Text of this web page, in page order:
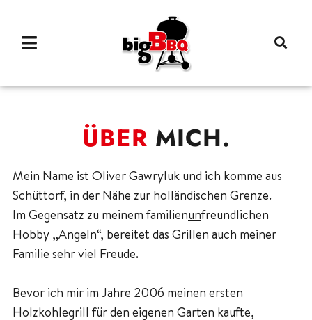
ÜBER MICH.
Mein Name ist Oliver Gawryluk und ich komme aus
Schüttorf, in der Nähe zur holländischen Grenze.
Im Gegensatz zu meinem familienunfreundlichen
Hobby „Angeln“, bereitet das Grillen auch meiner
Familie sehr viel Freude.
Bevor ich mir im Jahre 2006 meinen ersten
Holzkohlegrill für den eigenen Garten kaufte,